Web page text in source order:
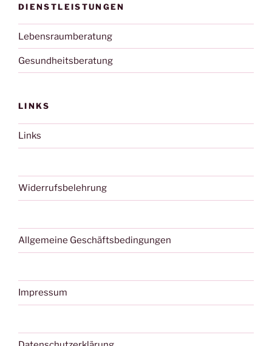
DIENSTLEISTUNGEN
Lebensraumberatung
Gesundheitsberatung
LINKS
Links
Widerrufsbelehrung
Allgemeine Geschäftsbedingungen
Impressum